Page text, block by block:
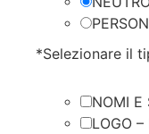
*Selezionare il
NOMI E
LOGO –